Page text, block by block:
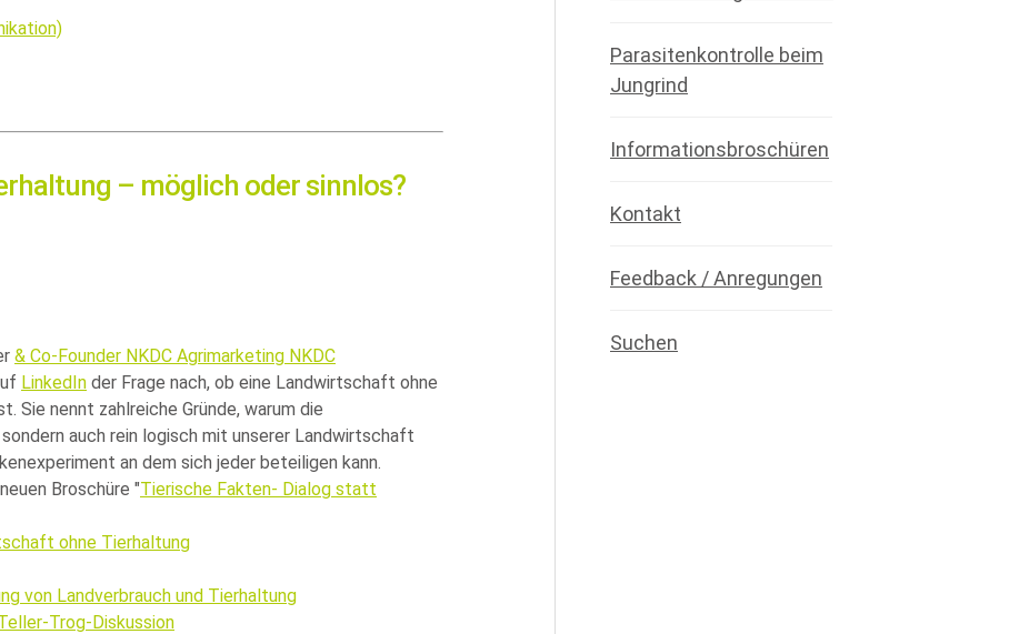
– möglich oder sinnlos?
& Co-Founder NKDC Agrimarketing NKDC
LinkedIn der Frage nach, ob eine Landwirtschaft ohne
Sie nennt zahlreiche Gründe, warum die
auch rein logisch mit unserer Landwirtschaft
an dem sich jeder beteiligen kann.
Broschüre Tierische Fakten- Dialog statt
ohne Tierhaltung
von Landverbrauch und Tierhaltung
Trog-Diskussion
Parasitenkontrolle beim
Jungrind
Informationsbroschüren
Kontakt
Feedback / Anregungen
Suchen